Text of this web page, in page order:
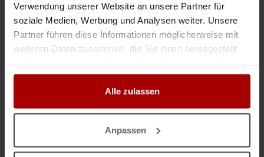
Verwendung unserer Website an unsere Partner für
soziale Medien, Werbung und Analysen weiter. Unsere
Partner führen diese Informationen möglicherweise mit
weiteren Daten zusammen, die Sie ihnen bereitgestellt
gesammelt haben.
Alle zulassen
Anpassen
erfahrene Kolonnen oder einzelne Mitarbeiter im Bereich Fassadenbau
(WDVS). Pro Quadratmeter 35 € bis 50 €. Projektumfang: WDV ..
Premium-Auftrag in 50677, Köln 24.06.2026
SUCHE Montagekolonne PR-Fassade
Riegel-Fassaden für eines unserer Projekte in Berlin. Ausführung ab Mitte